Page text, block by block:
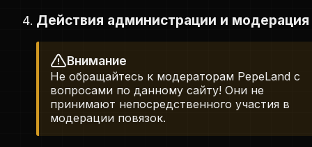
Действия администрации и модерация
Внимание
Не обращайтесь к модераторам PepeLand с
вопросами по данному сайту! Они не
принимают непосредственного участия в
модерации повязок.